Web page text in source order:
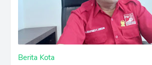
Berita Kota